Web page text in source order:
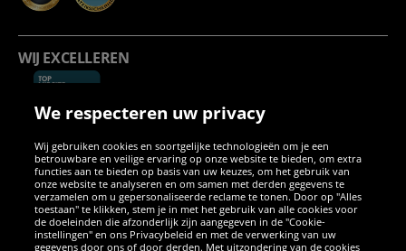
WIJ EXCELLEREN
SOCIALE MEDIA
FacebookInstagram
WhatsApp
TikTokTwitterYouTube
We respecteren uw privacy
Wij gebruiken cookies en soortgelijke technologieën om je een
betrouwbare en veilige ervaring op onze website te bieden, om extra
functies aan te bieden op basis van uw keuzes, om het gebruik van
onze website te analyseren en om samen met derden gegevens te
verzamelen om u gepersonaliseerde reclame te tonen. Door op "Alles
toestaan" te klikken, stem je in met het gebruik van alle cookies voor
de doeleinden die afzonderlijk zijn aangegeven in de "Cookie-
instellingen" en ons Privacybeleid en met de verwerking van uw
gegevens door ons of door derden. Met uitzondering van de cookies